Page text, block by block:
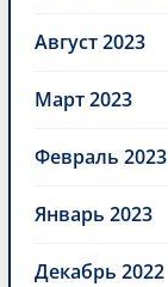
Август 2023
Март 2023
Февраль 2023
Январь 2023
Декабрь 2022